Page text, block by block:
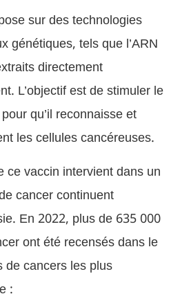
sur des technologies
génétiques, tels que l’ARN
directement
L’objectif est de stimuler le
qu’il reconnaisse et
les cellules cancéreuses.
ce vaccin intervient dans un
cancer continuent
En 2022, plus de 635 000
ont été recensés dans le
cancers les plus
: